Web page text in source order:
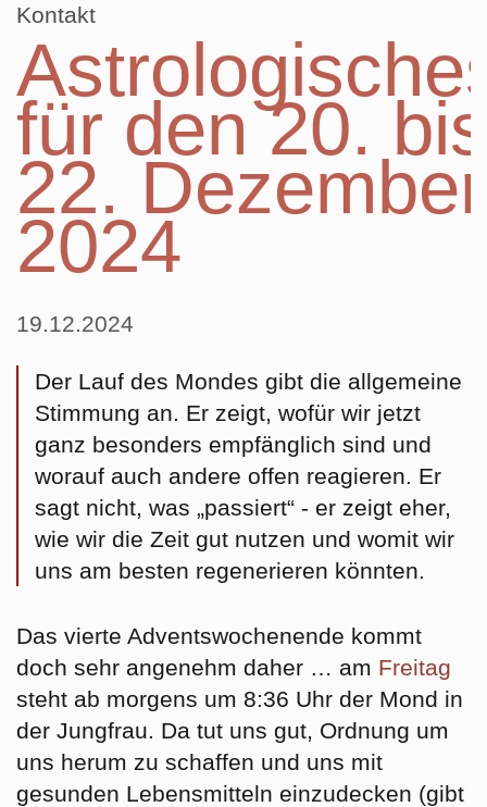
Kontakt
für den 20. bis
22. Dezember
2024
19.12.2024
Der Lauf des Mondes gibt die allgemeine
Stimmung an. Er zeigt, wofür wir jetzt
ganz besonders empfänglich sind und
worauf auch andere offen reagieren. Er
sagt nicht, was „passiert“ - er zeigt eher,
wie wir die Zeit gut nutzen und womit wir
uns am besten regenerieren könnten.
Das vierte Adventswochenende kommt
doch sehr angenehm daher … am Freitag
steht ab morgens um 8:36 Uhr der Mond in
der Jungfrau. Da tut uns gut, Ordnung um
uns herum zu schaffen und uns mit
gesunden Lebensmitteln einzudecken (gibt